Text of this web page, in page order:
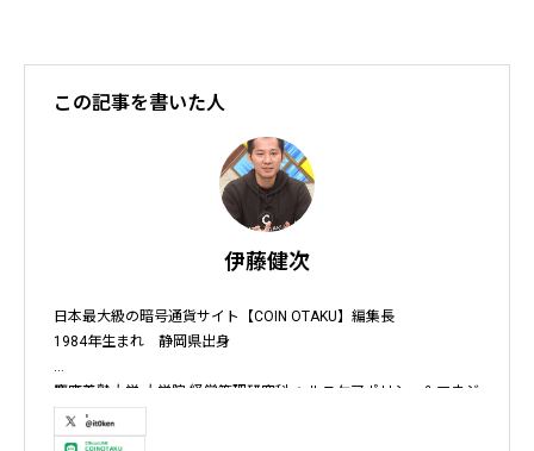
この記事を書いた人
伊藤健次
日本最大級の暗号通貨サイト【COIN OTAKU】編集長
1984年生まれ　静岡県出身
慶應義塾大学 大学院 経営管理研究科 ヘルスケアポリシー＆マネジ
メント集中コース終了
株式会社ソクラテス 代表取締役 / 国内企業暗号資産事業顧問 / 暗